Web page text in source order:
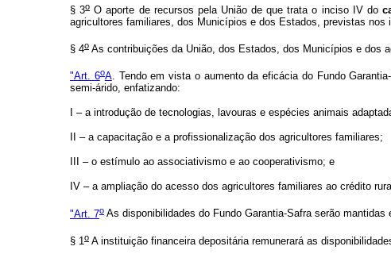
§ 3oO aporte de recursos pela União de que trata o inciso IV do
agricultores familiares, dos Municípios e dos Estados, previstas
§ 4o As contribuições da União, dos Estados, dos Municípios e dos
"Art. 6oA. Tendo em vista o aumento da eficácia do Fundo
semi-árido, enfatizando:
I – a introdução de tecnologias, lavouras e espécies animais
II – a capacitação e a profissionalização dos agricultores familiares;
III – o estímulo ao associativismo e ao cooperativismo; e
IV – a ampliação do acesso dos agricultores familiares ao crédito
"Art. 7o As disponibilidades do Fundo Garantia-Safra serão
§ 1o A instituição financeira depositária remunerará as